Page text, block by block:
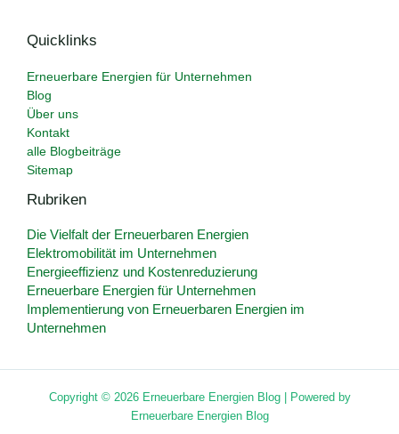
Quicklinks
Erneuerbare Energien für Unternehmen
Blog
Über uns
Kontakt
alle Blogbeiträge
Sitemap
Rubriken
Die Vielfalt der Erneuerbaren Energien
Elektromobilität im Unternehmen
Energieeffizienz und Kostenreduzierung
Erneuerbare Energien für Unternehmen
Implementierung von Erneuerbaren Energien im
Unternehmen
Copyright © 2026 Erneuerbare Energien Blog | Powered by
Erneuerbare Energien Blog